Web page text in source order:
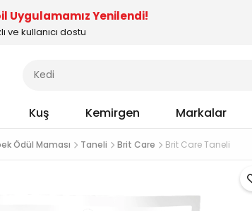
Uygulamamız Yenilendi!
ve kullanıcı dostu
Kuş Kemirgen Markalar
Ödül Maması Taneli Brit Care Brit Care Taneli